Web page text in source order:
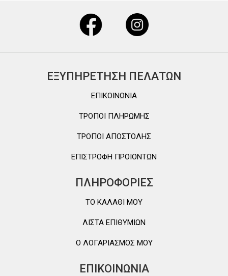
ΕΞΥΠΗΡΕΤΗΣΗ ΠΕΛΑΤΩΝ
ΕΠΙΚΟΙΝΩΝΙΑ
ΤΡΟΠΟΙ ΠΛΗΡΩΜΗΣ
ΤΡΟΠΟΙ ΑΠΟΣΤΟΛΗΣ
ΕΠΙΣΤΡΟΦΗ ΠΡΟΙΟΝΤΩΝ
ΠΛΗΡΟΦΟΡΙΕΣ
TO ΚΑΛΑΘΙ MOY
ΛΙΣΤΑ ΕΠΙΘΥΜΙΩΝ
Ο ΛΟΓΑΡΙΑΣΜΟΣ ΜΟΥ
ΕΠΙΚΟΙΝΩΝΙΑ